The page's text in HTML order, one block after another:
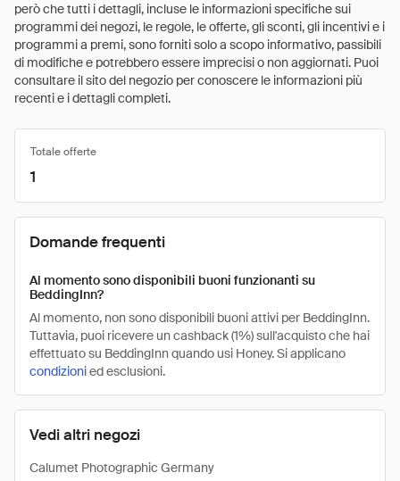
però che tutti i dettagli, incluse le informazioni specifiche sui
programmi dei negozi, le regole, le offerte, gli sconti, gli incentivi e i
programmi a premi, sono forniti solo a scopo informativo, passibili
di modifiche e potrebbero essere imprecisi o non aggiornati. Puoi
consultare il sito del negozio per conoscere le informazioni più
recenti e i dettagli completi.
Vedi altri negozi
Calumet Photographic Germany
Totale offerte
1
Domande frequenti
Al momento sono disponibili buoni funzionanti su
BeddingInn?
Al momento, non sono disponibili buoni attivi per BeddingInn.
Tuttavia, puoi ricevere un cashback (1%) sull'acquisto che hai
effettuato su BeddingInn quando usi Honey. Si applicano
condizionied esclusioni.